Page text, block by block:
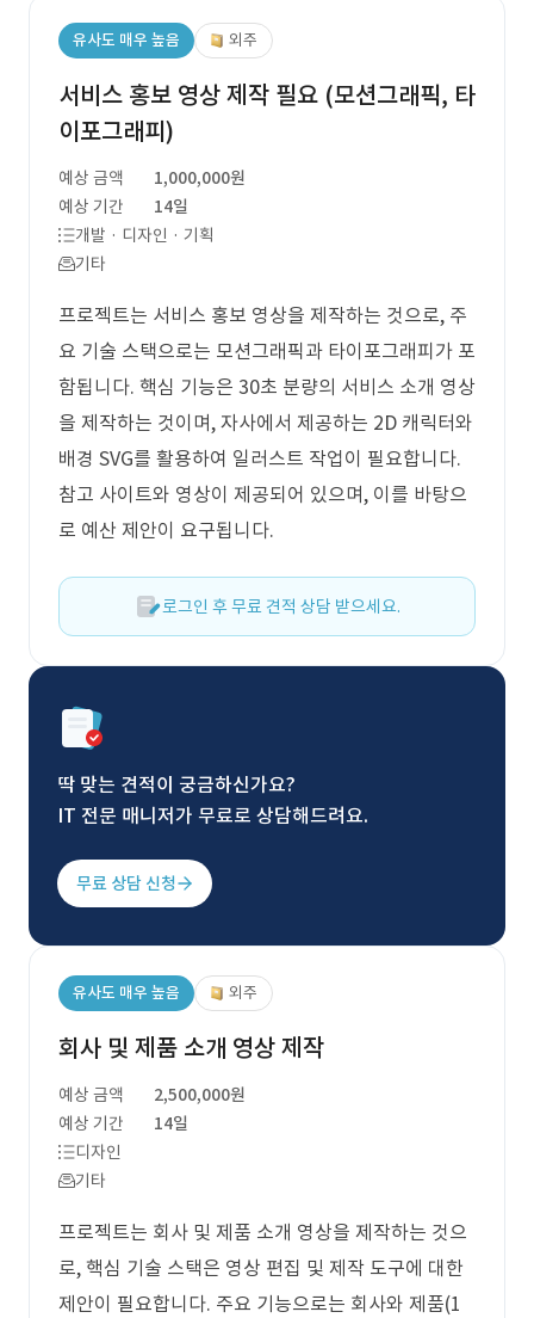
유사도 매우 높음 외주
서비스 홍보 영상 제작 필요 (모션그래픽, 타
이포그래피)
예상 금액
1,000,000원
예상 기간
14일
개발 · 디자인 · 기획
기타
프로젝트는 서비스 홍보 영상을 제작하는 것으로, 주
요 기술 스택으로는 모션그래픽과 타이포그래피가 포
함됩니다. 핵심 기능은 30초 분량의 서비스 소개 영상
을 제작하는 것이며, 자사에서 제공하는 2D 캐릭터와
배경 SVG를 활용하여 일러스트 작업이 필요합니다.
참고 사이트와 영상이 제공되어 있으며, 이를 바탕으
로 예산 제안이 요구됩니다.
로그인 후 무료 견적 상담 받으세요.
딱 맞는 견적이 궁금하신가요?
IT 전문 매니저가 무료로 상담해드려요.
무료 상담 신청
유사도 매우 높음 외주
회사 및 제품 소개 영상 제작
예상 금액
2,500,000원
예상 기간
14일
디자인
기타
프로젝트는 회사 및 제품 소개 영상을 제작하는 것으
로, 핵심 기술 스택은 영상 편집 및 제작 도구에 대한
제안이 필요합니다. 주요 기능으로는 회사와 제품(1